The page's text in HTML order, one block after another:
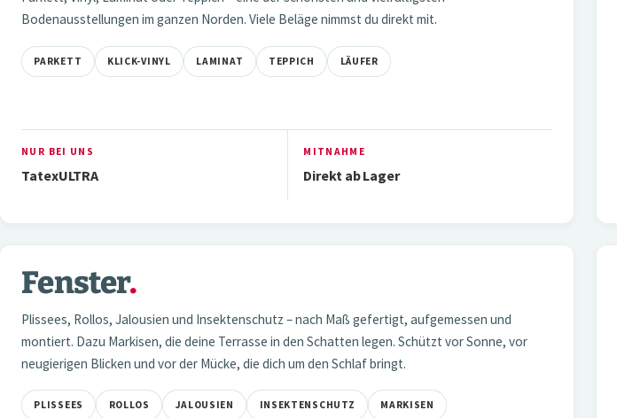
Bodenausstellungen im ganzen Norden. Viele Beläge nimmst du direkt mit.
PARKETT KLICK-VINYL LAMINAT TEPPICH LÄUFER
NUR BEI UNS
TatexULTRA
MITNAHME
Direkt ab Lager
03 — FENSTER
Fenster.
Plissees, Rollos, Jalousien und Insektenschutz – nach Maß gefertigt, aufgemessen und
montiert. Dazu Markisen, die deine Terrasse in den Schatten legen. Schützt vor Sonne, vor
neugierigen Blicken und vor der Mücke, die dich um den Schlaf bringt.
PLISSEES ROLLOS JALOUSIEN INSEKTENSCHUTZ MARKISEN